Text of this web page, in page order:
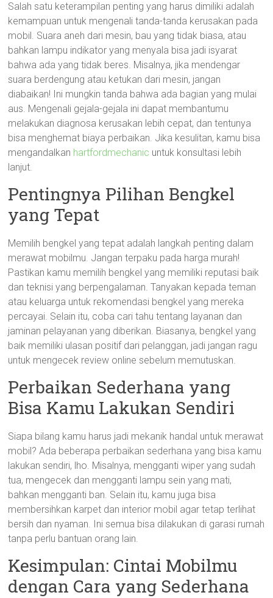
Salah satu keterampilan penting yang harus dimiliki adalah
kemampuan untuk mengenali tanda-tanda kerusakan pada
mobil. Suara aneh dari mesin, bau yang tidak biasa, atau
bahkan lampu indikator yang menyala bisa jadi isyarat
bahwa ada yang tidak beres. Misalnya, jika mendengar
suara berdengung atau ketukan dari mesin, jangan
diabaikan! Ini mungkin tanda bahwa ada bagian yang mulai
aus. Mengenali gejala-gejala ini dapat membantumu
melakukan diagnosa kerusakan lebih cepat, dan tentunya
bisa menghemat biaya perbaikan. Jika kesulitan, kamu bisa
mengandalkan hartfordmechanic untuk konsultasi lebih
lanjut.
Pentingnya Pilihan Bengkel
yang Tepat
Memilih bengkel yang tepat adalah langkah penting dalam
merawat mobilmu. Jangan terpaku pada harga murah!
Pastikan kamu memilih bengkel yang memiliki reputasi baik
dan teknisi yang berpengalaman. Tanyakan kepada teman
atau keluarga untuk rekomendasi bengkel yang mereka
percayai. Selain itu, coba cari tahu tentang layanan dan
jaminan pelayanan yang diberikan. Biasanya, bengkel yang
baik memiliki ulasan positif dari pelanggan, jadi jangan ragu
untuk mengecek review online sebelum memutuskan.
Perbaikan Sederhana yang
Bisa Kamu Lakukan Sendiri
Siapa bilang kamu harus jadi mekanik handal untuk merawat
mobil? Ada beberapa perbaikan sederhana yang bisa kamu
lakukan sendiri, lho. Misalnya, mengganti wiper yang sudah
tua, mengecek dan mengganti lampu sein yang mati,
bahkan mengganti ban. Selain itu, kamu juga bisa
membersihkan karpet dan interior mobil agar tetap terlihat
bersih dan nyaman. Ini semua bisa dilakukan di garasi rumah
tanpa perlu bantuan orang lain.
Kesimpulan: Cintai Mobilmu
dengan Cara yang Sederhana